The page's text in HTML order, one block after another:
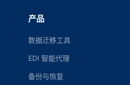
产品
数据迁移工具
EDI 智能代理
备份与恢复